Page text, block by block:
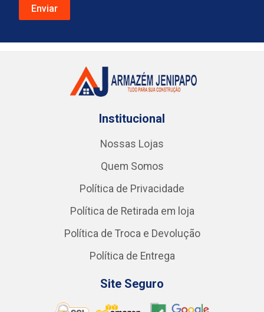
Institucional
Nossas Lojas
Quem Somos
Política de Privacidade
Política de Retirada em loja
Política de Troca e Devolução
Política de Entrega
Site Seguro